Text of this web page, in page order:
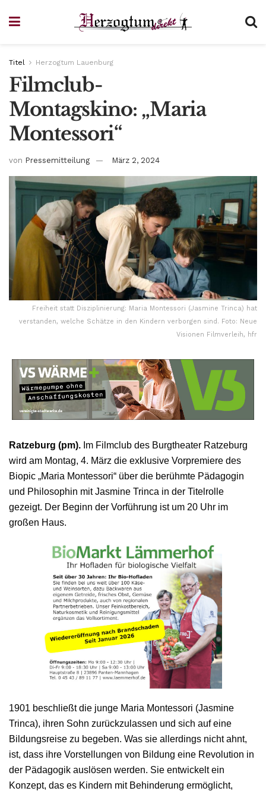
Titel Herzogtum Lauenburg
Filmclub-
Montagskino: „Maria
Montessori“
von Pressemitteilung März 2, 2024
Freiheit statt Disziplinierung: Maria Montessori (Jasmine Trinca) hat
verstanden, welche Schätze in den Kindern verborgen sind. Foto: Neue
Visionen Filmverleih, hfr
Ratzeburg (pm). Im Filmclub des Burgtheater Ratzeburg
wird am Montag, 4. März die exklusive Vorpremiere des
Biopic „Maria Montessori“ über die berühmte Pädagogin
und Philosophin mit Jasmine Trinca in der Titelrolle
gezeigt. Der Beginn der Vorführung ist um 20 Uhr im
großen Haus.
1901 beschließt die junge Maria Montessori (Jasmine
Trinca), ihren Sohn zurückzulassen und sich auf eine
Bildungsreise zu begeben. Was sie allerdings nicht ahnt,
ist, dass ihre Vorstellungen von Bildung eine Revolution in
der Pädagogik auslösen werden. Sie entwickelt ein
Konzept, das es Kindern mit Behinderung ermöglicht,